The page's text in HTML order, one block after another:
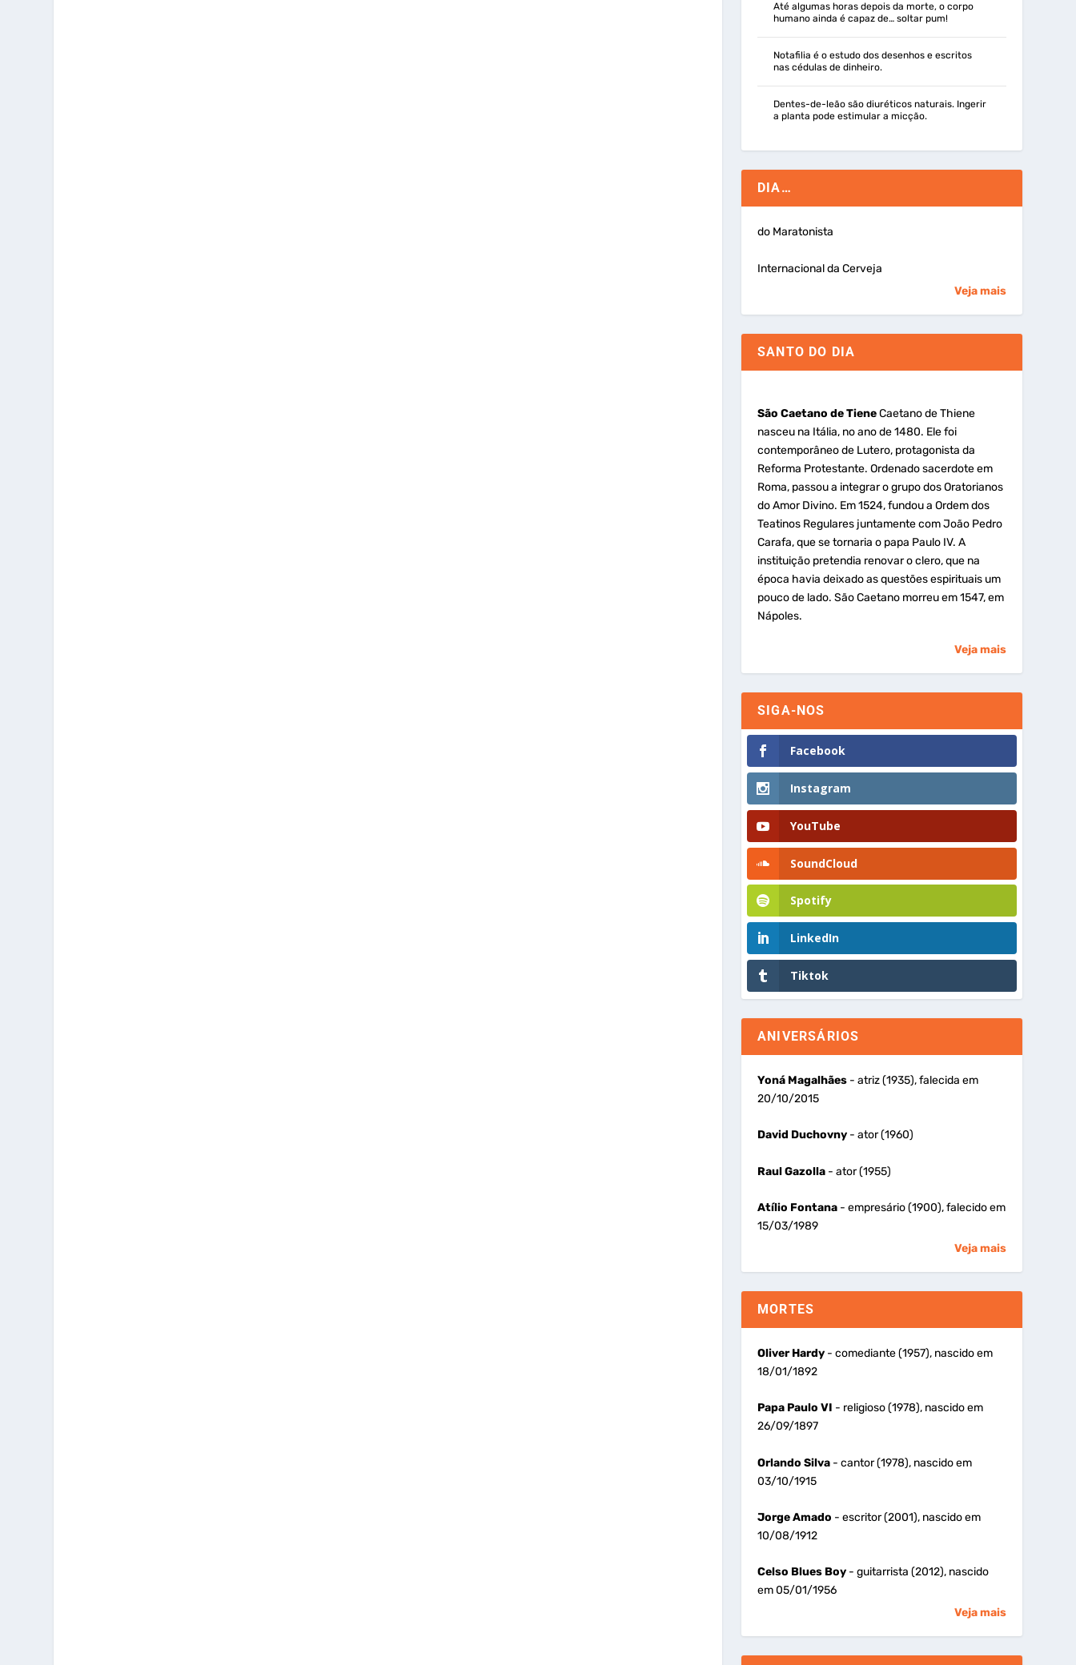
Até algumas horas depois da morte, o corpo
humano ainda é capaz de… soltar pum!
Notafilia é o estudo dos desenhos e escritos
nas cédulas de dinheiro.
Dentes-de-leão são diuréticos naturais. Ingerir
a planta pode estimular a micção.
DIA…
do Maratonista
Internacional da Cerveja
Veja mais
SANTO DO DIA
São Caetano de TieneCaetano de Thiene
nasceu na Itália, no ano de 1480. Ele foi
contemporâneo de Lutero, protagonista da
Reforma Protestante. Ordenado sacerdote em
Roma, passou a integrar o grupo dos Oratorianos
do Amor Divino. Em 1524, fundou a Ordem dos
Teatinos Regulares juntamente com João Pedro
Carafa, que se tornaria o papa Paulo IV. A
instituição pretendia renovar o clero, que na
época havia deixado as questões espirituais um
pouco de lado. São Caetano morreu em 1547, em
Nápoles.
Veja mais
SIGA-NOS
Facebook
Instagram
YouTube
SoundCloud
Spotify
LinkedIn
Tiktok
ANIVERSÁRIOS
Yoná Magalhães- atriz (1935), falecida em
20/10/2015
David Duchovny- ator (1960)
Raul Gazolla- ator (1955)
Atílio Fontana- empresário (1900), falecido em
15/03/1989
Veja mais
MORTES
Oliver Hardy- comediante (1957), nascido em
18/01/1892
Papa Paulo VI - religioso (1978), nascido em
26/09/1897
Orlando Silva- cantor (1978), nascido em
03/10/1915
Jorge Amado - escritor (2001), nascido em
10/08/1912
Celso Blues Boy- guitarrista (2012), nascido
em 05/01/1956
Veja mais